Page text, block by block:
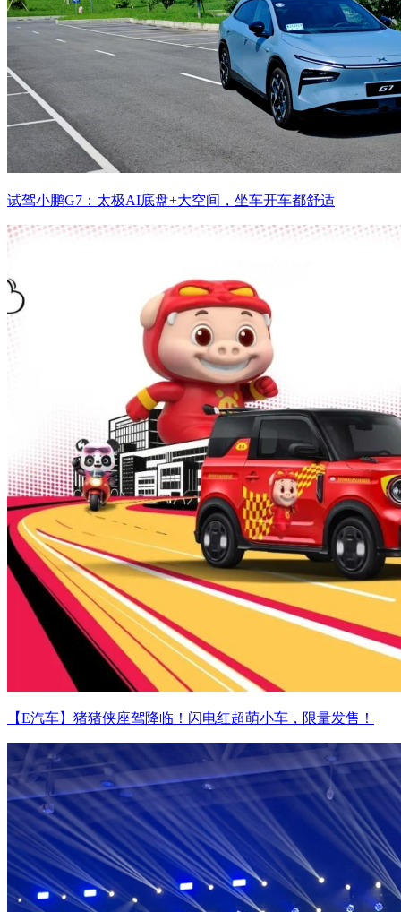
试驾小鹏G7：太极AI底盘+大空间，坐车开车都舒适
【E汽车】猪猪侠座驾降临！闪电红超萌小车，限量发售！